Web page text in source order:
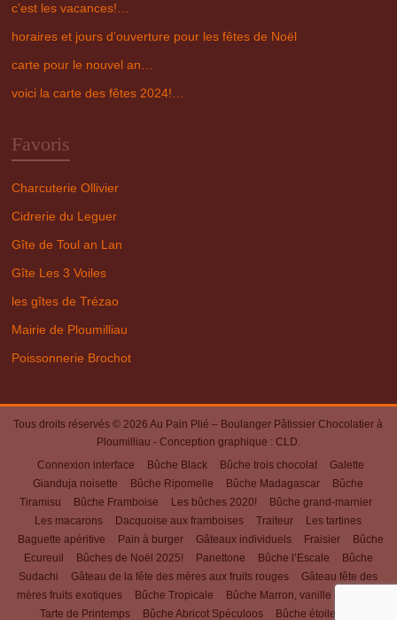
c’est les vacances!…
horaires et jours d’ouverture pour les fêtes de Noël
carte pour le nouvel an…
voici la carte des fêtes 2024!…
Favoris
Charcuterie Ollivier
Cidrerie du Leguer
Gîte de Toul an Lan
Gîte Les 3 Voiles
les gîtes de Trézao
Mairie de Ploumilliau
Poissonnerie Brochot
Tous droits réservés © 2026Au Pain Plié – Boulanger Pâtissier Chocolatier à
Ploumilliau - Conception graphique : CLD.
Connexion interface
Bûche Black Bûche trois chocolat
Galette
Gianduja noisette
Bûche Ripomelle Bûche Madagascar
Bûche
Tiramisu
Bûche Framboise Les bûches 2020!
Bûche grand-marnier
Les macarons
Dacquoise aux framboises Traiteur
Les tartines
Baguette apéritive
Pain à burger Gâteaux individuels Fraisier
Bûche
Ecureuil
Bûches de Noël 2025! Panettone Bûche l’Escale
Bûche
Sudachi
Gâteau de la fête des mères aux fruits rouges
Gâteau fête des
mères fruits exotiques
Bûche Tropicale
Bûche Marron, vanille et cassis
Tarte de Printemps
Bûche Abricot Spéculoos Bûche étoiles des